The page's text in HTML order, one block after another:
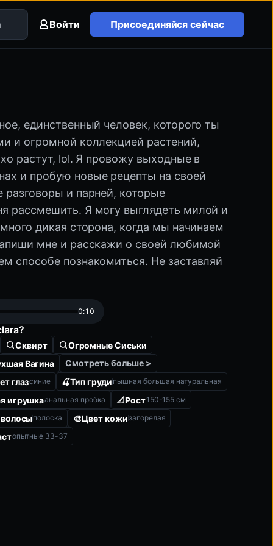
Войти Присоединяйся сейчас
единственный человек, которого ты
и огромной коллекцией растений,
растут, lol. Я провожу выходные в
и пробую новые рецепты на своей
и парней, которые
рассмешить. Я могу выглядеть милой и
дикая сторона, когда мы начинаем
мне и расскажи о своей любимой
способе познакомиться. Не заставляй
0:10
Сквирт
Огромные Сиськи
Вагина
Смотреть больше >
глазсиние 🍒Тип грудипышная большая натуральная
игрушкаанальная пробка 📐Рост150-155 см
полоска 🎨Цвет кожизагорелая
опытные 33-37